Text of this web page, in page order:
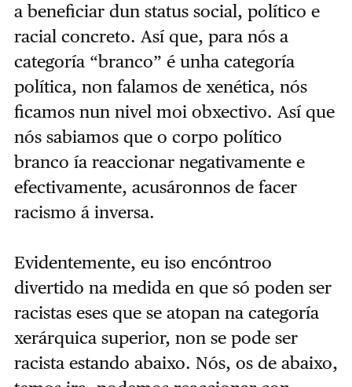
a beneficiar dun status social, político e
racial concreto. Así que, para nós a
categoría “branco” é unha categoría
política, non falamos de xenética, nós
ficamos nun nivel moi obxectivo. Así que
nós sabiamos que o corpo político
branco ía reaccionar negativamente e
efectivamente, acusáronnos de facer
racismo á inversa.
Evidentemente, eu iso encóntroo
divertido na medida en que só poden ser
racistas eses que se atopan na categoría
xerárquica superior, non se pode ser
racista estando abaixo. Nós, os de abaixo,